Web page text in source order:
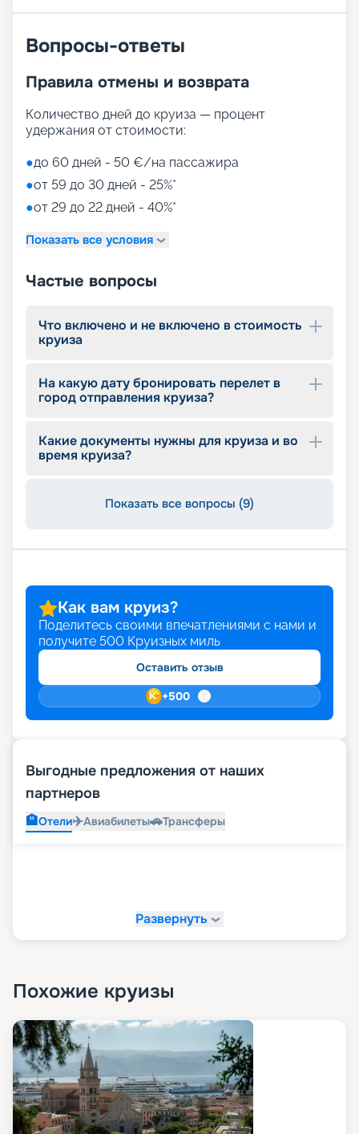
На выбор представлены такие пространства:
релаксационный комплекс только для взрослых)
бассейнами, клубами, игровыми зонами)
для детей)
Aquapark (с открытыми игровыми
водными пушками, 3 водными горками с
эффектами виртуальной реальности)
мини-гольф и теннис
7 бассейнов
детский внутренний комплекс,
Вопросы-ответы
Правила отмены и возврата
Количество дней до круиза — процент
удержания от стоимости:
●до 60 дней - 50 €/на пассажира
●от 59 до 30 дней - 25%*
●от 29 до 22 дней - 40%*
Показать все условия
Частые вопросы
Что включено и не включено в стоимость
круиза
На какую дату бронировать перелет в
город отправления круиза?
Какие документы нужны для круиза и во
время круиза?
Показать все вопросы (9)
Как вам круиз?
Поделитесь своими впечатлениями с нами и
получите 500 Круизных миль
Оставить отзыв
+500
Выгодные предложения от наших
партнеров
🏨Отели✈️Авиабилеты🚗Трансферы
Развернуть
Похожие круизы